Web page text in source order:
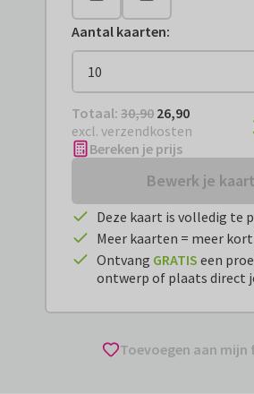
Aantal kaarten:
Totaal: € 26,90
Totaal: 30,90 26,90
excl. verzendkosten
Bereken je prijs
Bewerk je kaart
Deze kaart is volledig te
Meer kaarten = meer
Ontvang GRATIS een
ontwerp of plaats direct
Toevoegen aan